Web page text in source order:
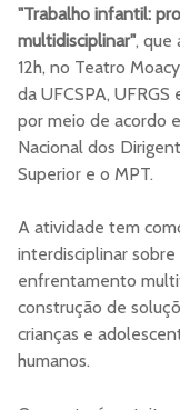
"Trabalho infantil:
multidisciplinar", que
12h, no Teatro
da UFCSPA,
por meio de acordo
Nacional dos
Superior e o MPT.
A atividade tem
interdisciplinar
enfrentamento
construção de
crianças e
humanos.